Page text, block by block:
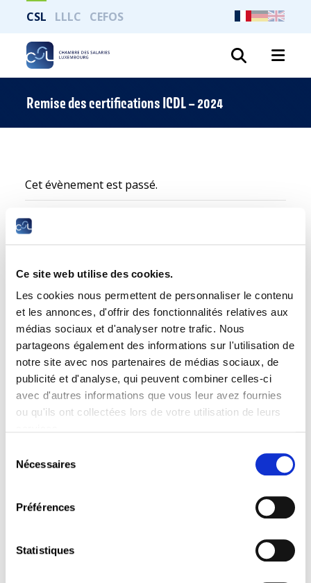
Ce site web utilise des cookies.
Les cookies nous permettent de personnaliser le contenu
et les annonces, d'offrir des fonctionnalités relatives aux
médias sociaux et d'analyser notre trafic. Nous
partageons également des informations sur l'utilisation de
notre site avec nos partenaires de médias sociaux, de
publicité et d'analyse, qui peuvent combiner celles-ci
avec d'autres informations que vous leur avez fournies
ou qu'ils ont collectées lors de votre utilisation de leurs
Nécessaires
Préférences
Statistiques
CSL LLLC CEFOS
Remise des certifications ICDL – 2024
Cet évènement est passé.
La Chambre des salariés à le plaisir
remise des certifications ICDL
Lieu :
Chambre des salariés, 2-4 rue Pierre Hentges,